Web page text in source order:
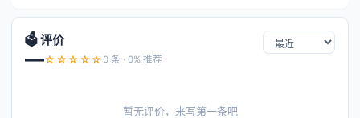
🗳️ 评价
—☆☆☆☆☆ 0 条 · 0% 推荐
暂无评价，来写第一条吧